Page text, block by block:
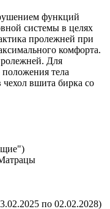
функций
системы в целях
пролежней при
комфорта.
Для
тела
чехол вшита бирка со
по 02.02.2028)